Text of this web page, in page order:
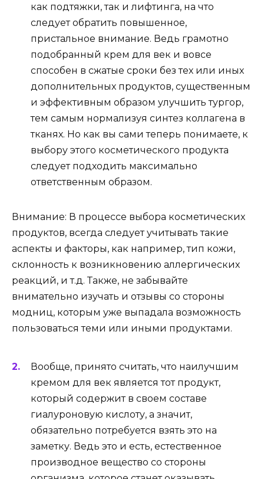
как подтяжки, так и лифтинга, на что
следует обратить повышенное,
пристальное внимание. Ведь грамотно
подобранный крем для век и вовсе
способен в сжатые сроки без тех или иных
дополнительных продуктов, существенным
и эффективным образом улучшить тургор,
тем самым нормализуя синтез коллагена в
тканях. Но как вы сами теперь понимаете, к
выбору этого косметического продукта
следует подходить максимально
ответственным образом.
Внимание: В процессе выбора косметических
продуктов, всегда следует учитывать такие
аспекты и факторы, как например, тип кожи,
склонность к возникновению аллергических
реакций, и т.д. Также, не забывайте
внимательно изучать и отзывы со стороны
модниц, которым уже выпадала возможность
пользоваться теми или иными продуктами.
Вообще, принято считать, что наилучшим
кремом для век является тот продукт,
который содержит в своем составе
гиалуроновую кислоту, а значит,
обязательно потребуется взять это на
заметку. Ведь это и есть, естественное
производное вещество со стороны